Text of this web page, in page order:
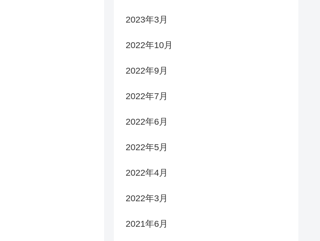
2023年3月
2022年10月
2022年9月
2022年7月
2022年6月
2022年5月
2022年4月
2022年3月
2021年6月